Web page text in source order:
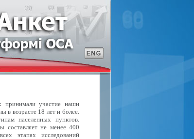
принимали участие наши
в возрасте 18 лет и более.
населенных пунктов.
составляет не менее 400
этапах исследований